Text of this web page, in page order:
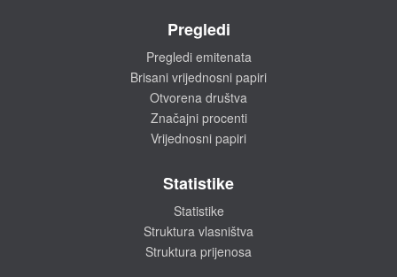
Pregledi
Pregledi emitenata
Brisani vrijednosni papiri
Otvorena društva
Značajni procenti
Vrijednosni papiri
Statistike
Statistike
Struktura vlasništva
Struktura prijenosa